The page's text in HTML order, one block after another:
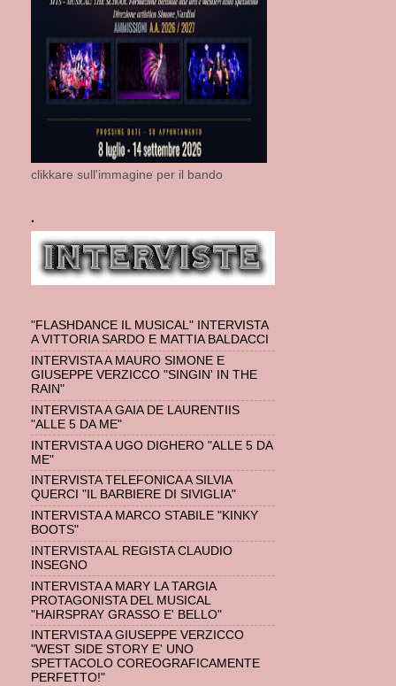
clikkare sull'immagine per il bando
.
"FLASHDANCE IL MUSICAL" INTERVISTA
A VITTORIA SARDO E MATTIA BALDACCI
INTERVISTA A MAURO SIMONE E
GIUSEPPE VERZICCO "SINGIN' IN THE
RAIN"
INTERVISTA A GAIA DE LAURENTIIS
"ALLE 5 DA ME"
INTERVISTA A UGO DIGHERO "ALLE 5 DA
ME"
INTERVISTA TELEFONICA A SILVIA
QUERCI "IL BARBIERE DI SIVIGLIA"
INTERVISTA A MARCO STABILE "KINKY
BOOTS"
INTERVISTA AL REGISTA CLAUDIO
INSEGNO
INTERVISTA A MARY LA TARGIA
PROTAGONISTA DEL MUSICAL
"HAIRSPRAY GRASSO E' BELLO"
INTERVISTA A GIUSEPPE VERZICCO
"WEST SIDE STORY E' UNO
SPETTACOLO COREOGRAFICAMENTE
PERFETTO!"